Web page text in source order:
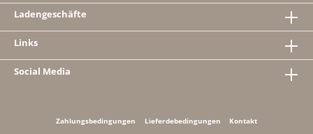
Ladengeschäfte
Links
Social Media
Zahlungsbedingungen Lieferdebedingungen
Kontakt